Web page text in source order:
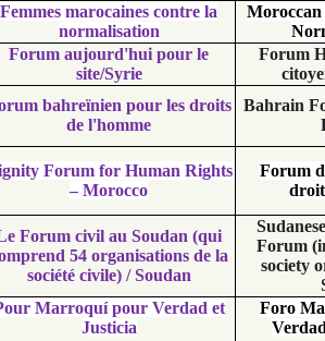
Femmes marocaines contre la
normalisation
Forum aujourd'hui pour le
Forum bahreïnien pour les droits
Dignity Forum for Human Rights
Le Forum civil au Soudan (qui
comprend 54 organisations de la
société civile) / Soudan
Pour Marroquí pour Verdad et